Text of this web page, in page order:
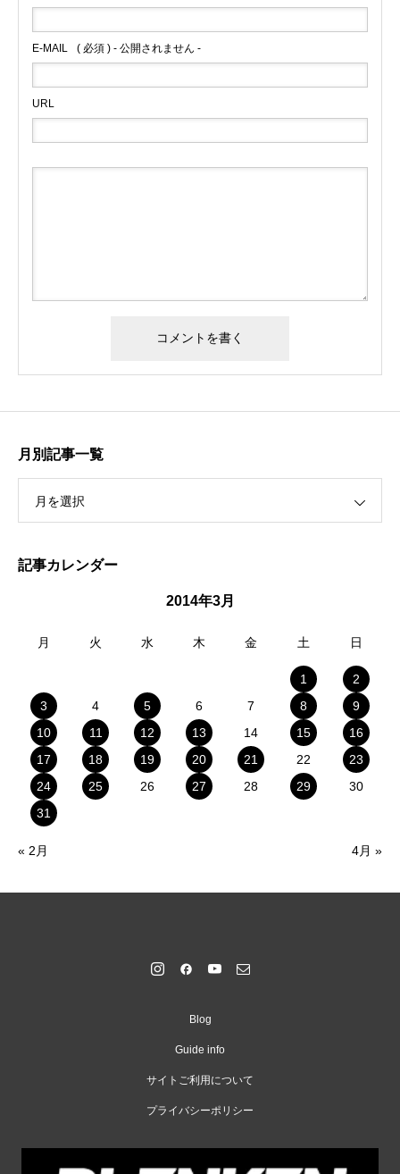
E-MAIL ( 必須 ) - 公開されません -
URL
月別記事一覧
月を選択
記事カレンダー
2014年3月
月 火 水 木 金 土 日
1
2
3
4 5 6 7 8
9
10
11 12 13 14 15
16
17
18 19 20 21 22
23
24
25 26 27 28 29
30
31
« 2月 4月 »
Blog
Guide info
サイトご利用について
プライバシーポリシー